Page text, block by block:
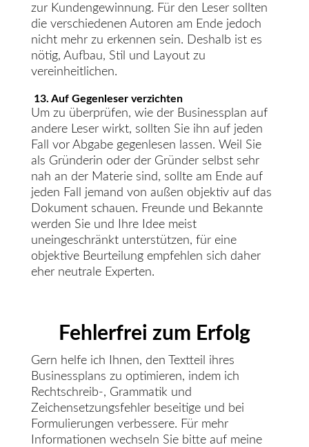
zur Kundengewinnung. Für den Leser sollten
die verschiedenen Autoren am Ende jedoch
nicht mehr zu erkennen sein. Deshalb ist es
nötig, Aufbau, Stil und Layout zu
vereinheitlichen.
13. Auf Gegenleser verzichten
Um zu überprüfen, wie der Businessplan auf
andere Leser wirkt, sollten Sie ihn auf jeden
Fall vor Abgabe gegenlesen lassen. Weil Sie
als Gründerin oder der Gründer selbst sehr
nah an der Materie sind, sollte am Ende auf
jeden Fall jemand von außen objektiv auf das
Dokument schauen. Freunde und Bekannte
werden Sie und Ihre Idee meist
uneingeschränkt unterstützen, für eine
objektive Beurteilung empfehlen sich daher
eher neutrale Experten.
Fehlerfrei zum Erfolg
Gern helfe ich Ihnen, den Textteil ihres
Businessplans zu optimieren, indem ich
Rechtschreib-, Grammatik und
Zeichensetzungsfehler beseitige und bei
Formulierungen verbessere. Für mehr
Informationen wechseln Sie bitte auf meine